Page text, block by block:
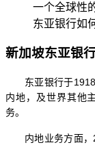
一个全球性
东亚银行如
新加坡东亚银
东亚银行于
内地，及世界其他
务。
内地业务方面，